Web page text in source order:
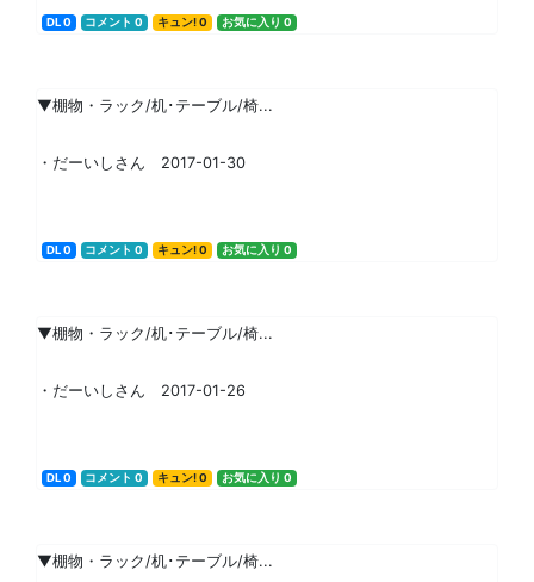
DL 0 コメント 0 キュン! 0 お気に入り 0
▼棚物・ラック/机･テーブル/椅...
・だーいしさん 2017-01-30
DL 0 コメント 0 キュン! 0 お気に入り 0
▼棚物・ラック/机･テーブル/椅...
・だーいしさん 2017-01-26
DL 0 コメント 0 キュン! 0 お気に入り 0
▼棚物・ラック/机･テーブル/椅...